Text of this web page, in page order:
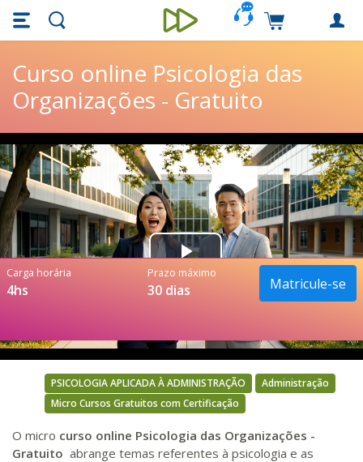
Skip main navigation
Skip to main content
Unieducar
Carrinho de
Curso online Psicologia das
Organizações - Gratuito
Play
Carga horária
4hs
Prazo máximo
30 dias Matricule-se
PSICOLOGIA APLICADA À ADMINISTRAÇÃO
Administração
Micro Cursos Gratuitos com Certificação
O micro curso online Psicologia das Organizações -
Gratuito abrange temas referentes à psicologia e as